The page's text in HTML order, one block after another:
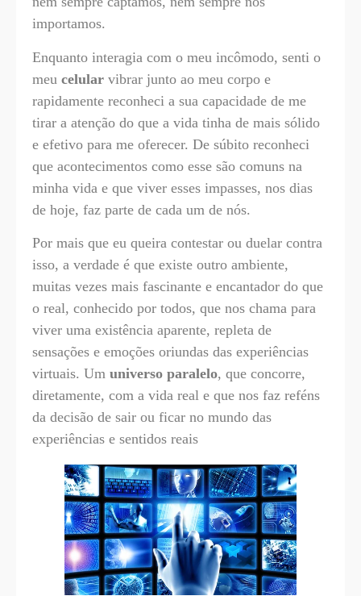
importamos.
Enquanto interagia com o meu incômodo, senti o
meu celular vibrar junto ao meu corpo e
rapidamente reconheci a sua capacidade de me
tirar a atenção do que a vida tinha de mais sólido
e efetivo para me oferecer. De súbito reconheci
que acontecimentos como esse são comuns na
minha vida e que viver esses impasses, nos dias
de hoje, faz parte de cada um de nós.
Por mais que eu queira contestar ou duelar contra
isso, a verdade é que existe outro ambiente,
muitas vezes mais fascinante e encantador do que
o real, conhecido por todos, que nos chama para
viver uma existência aparente, repleta de
sensações e emoções oriundas das experiências
virtuais. Um universo paralelo, que concorre,
diretamente, com a vida real e que nos faz reféns
da decisão de sair ou ficar no mundo das
experiências e sentidos reais